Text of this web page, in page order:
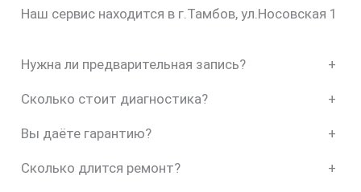
Наш сервис находится в г.Тамбов, ул.Носовская 1
Нужна ли предварительная запись? +
Сколько стоит диагностика? +
Вы даёте гарантию? +
Сколько длится ремонт? +